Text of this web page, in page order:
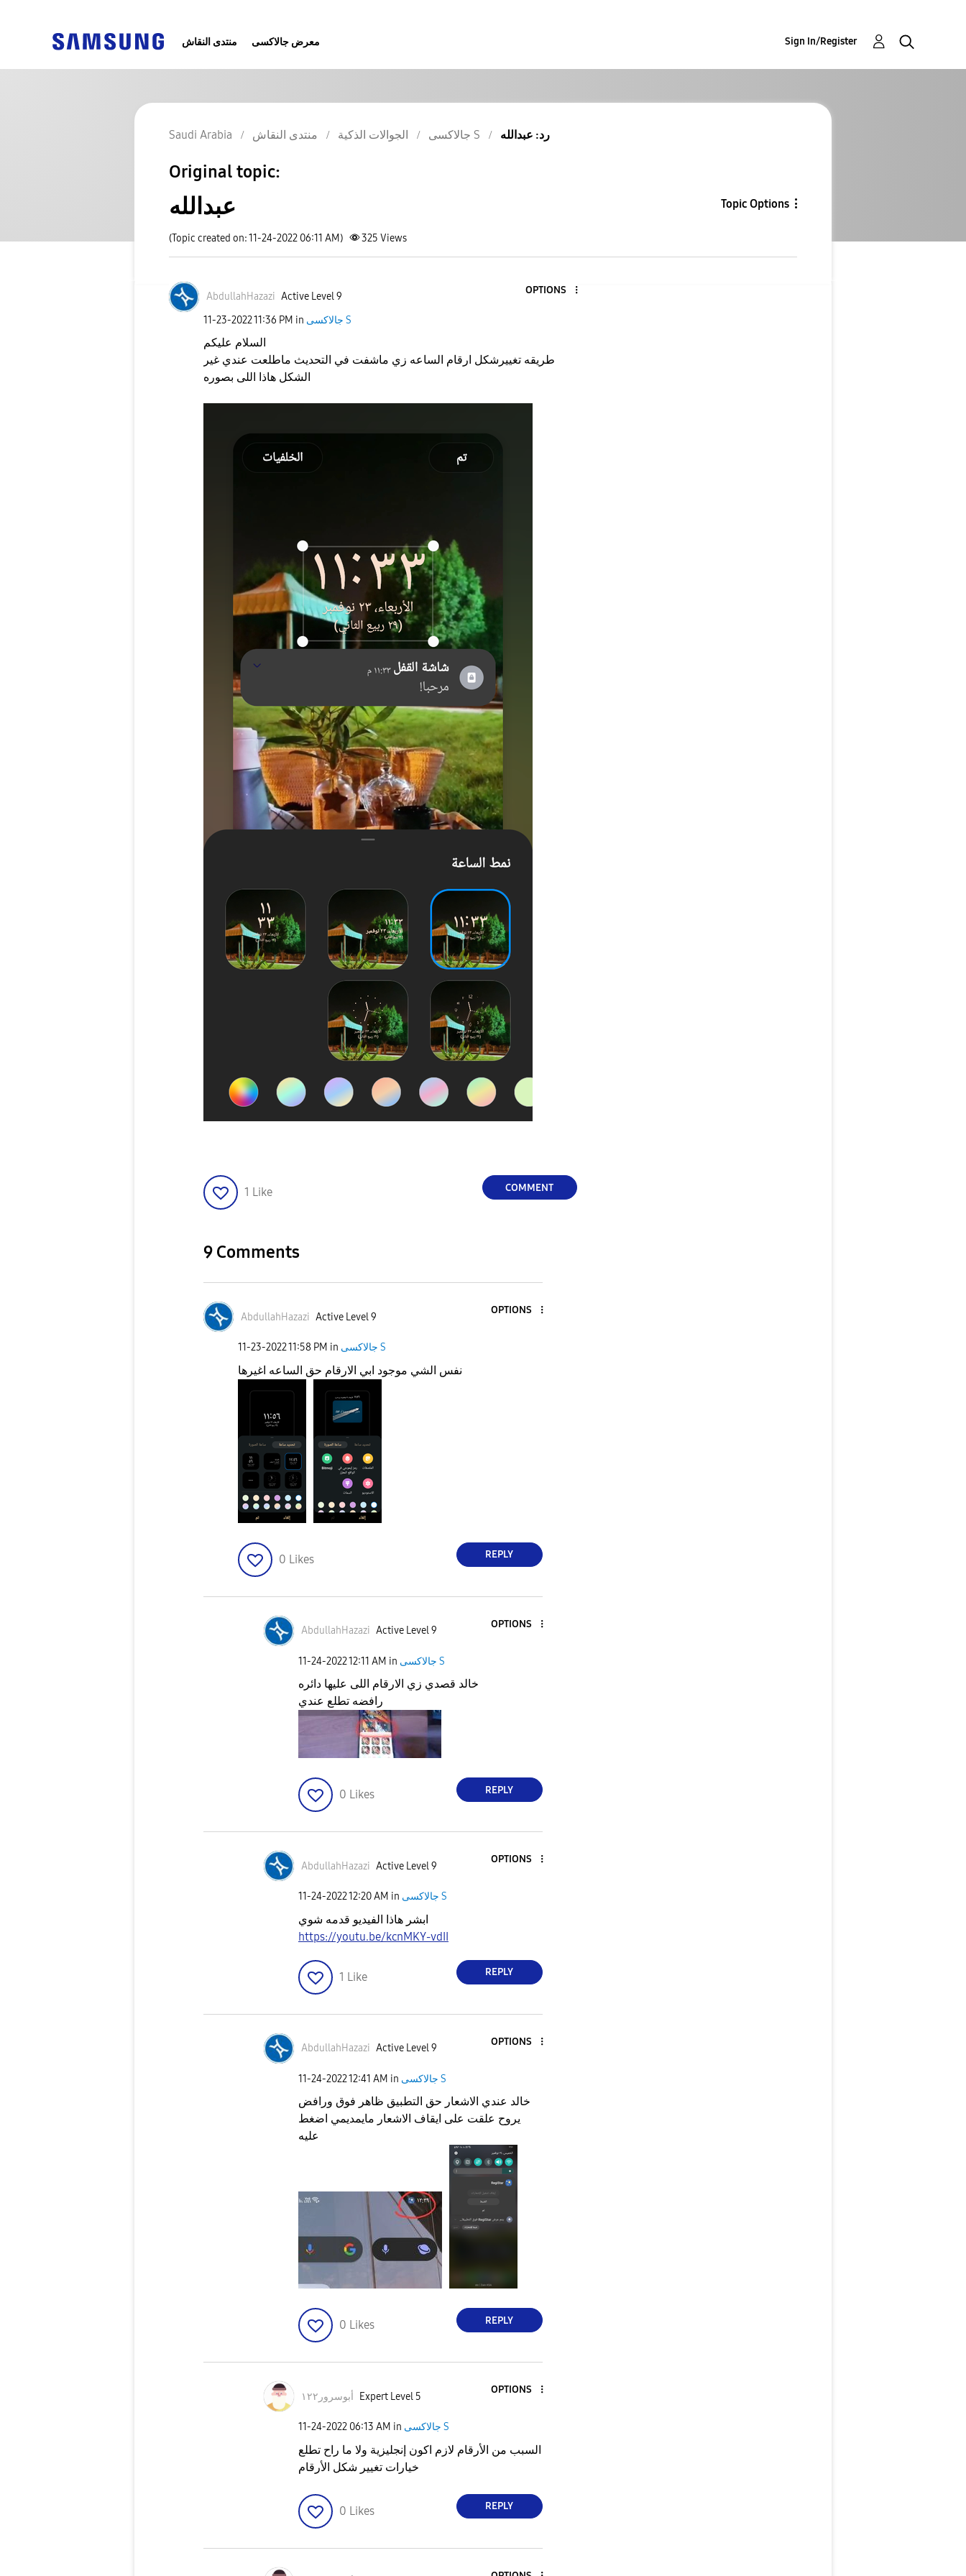
منتدى النقاش معرض جالاكسى Sign In/Register
Saudi Arabia منتدى النقاش الجوالات الذكية جالاكسى S رد: عبدالله
Original topic:
عبدالله Topic Options
(Topic created on: 11-24-2022 06:11 AM) 325 Views
AbdullahHazazi Active Level 9
OPTIONS
‎11-23-202211:36 PM in جالاكسى S
طريقه تغييرشكل ارقام الساعه زي ماشفت في التحديث ماطلعت عندي غير
الشكل هاذا اللى بصوره
1 Like COMMENT
9 Comments
AbdullahHazazi Active Level 9
OPTIONS
‎11-23-202211:58 PM in جالاكسى S
نفس الشي موجود ابي الارقام حق الساعه اغيرها
0 Likes REPLY
AbdullahHazazi Active Level 9
OPTIONS
‎11-24-202212:11 AM in جالاكسى S
خالد قصدي زي الارقام اللى عليها دائره
رافضه تطلع عندي
0 Likes REPLY
AbdullahHazazi Active Level 9
OPTIONS
‎11-24-202212:20 AM in جالاكسى S
ابشر هاذا الفيديو قدمه شوي
https://youtu.be/kcnMKY-vdII
1 Like REPLY
AbdullahHazazi Active Level 9
OPTIONS
‎11-24-202212:41 AM in جالاكسى S
خالد عندي الاشعار حق التطبيق ظاهر فوق ورافض
يروح علقت على ايقاف الاشعار مايمديمي اضغط
عليه
0 Likes REPLY
أبوسرور١٢٢ Expert Level 5
OPTIONS
‎11-24-2022 06:13 AM in جالاكسى S
السبب من الأرقام لازم اكون إنجليزية ولا ما راح تطلع
0 Likes REPLY